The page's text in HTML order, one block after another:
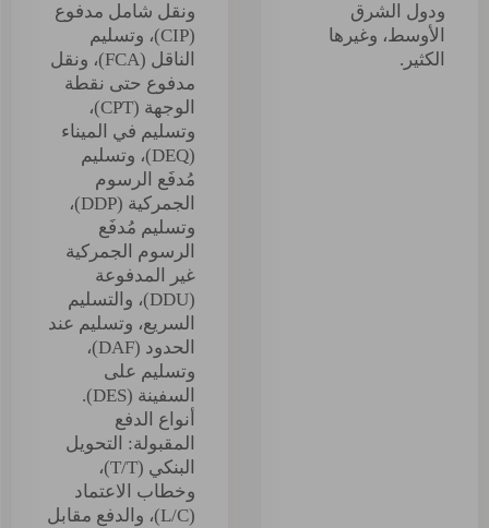
ودول الشرق
الأوسط، وغيرها
الكثير.
ونقل شامل مدفوع
(CIP)، وتسليم
الناقل (FCA)، ونقل
مدفوع حتى نقطة
الوجهة (CPT)،
وتسليم في الميناء
(DEQ)، وتسليم
مُدفَع الرسوم
الجمركية (DDP)،
وتسليم مُدفَع
الرسوم الجمركية
غير المدفوعة
(DDU)، والتسليم
السريع، وتسليم عند
الحدود (DAF)،
وتسليم على
السفينة (DES).
أنواع الدفع
المقبولة: التحويل
البنكي (T/T)،
وخطاب الاعتماد
(L/C)، والدفع مقابل